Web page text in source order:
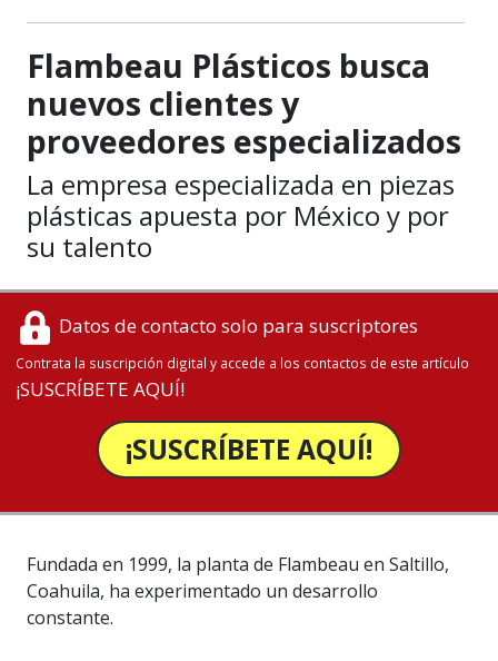
Flambeau Plásticos busca
nuevos clientes y
proveedores especializados
La empresa especializada en piezas
plásticas apuesta por México y por
su talento
Datos de contacto solo para suscriptores
Contrata la suscripción digital y accede a los contactos de este artículo
¡SUSCRÍBETE AQUÍ!
¡SUSCRÍBETE AQUÍ!
Fundada en 1999, la planta de Flambeau en Saltillo,
Coahuila, ha experimentado un desarrollo
constante.